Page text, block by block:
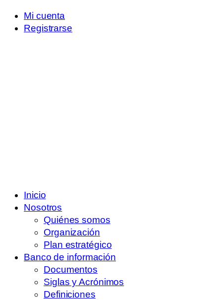
Mi cuenta
Registrarse
Inicio
Nosotros
Quiénes somos
Organización
Plan estratégico
Banco de información
Documentos
Siglas y Acrónimos
Definiciones